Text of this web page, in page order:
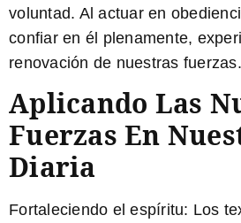
voluntad. Al actuar en
confiar en él plenamente,
renovación de nuestras fuerzas.
Aplicando Las
Fuerzas En
Diaria
Fortaleciendo el espíritu: Los